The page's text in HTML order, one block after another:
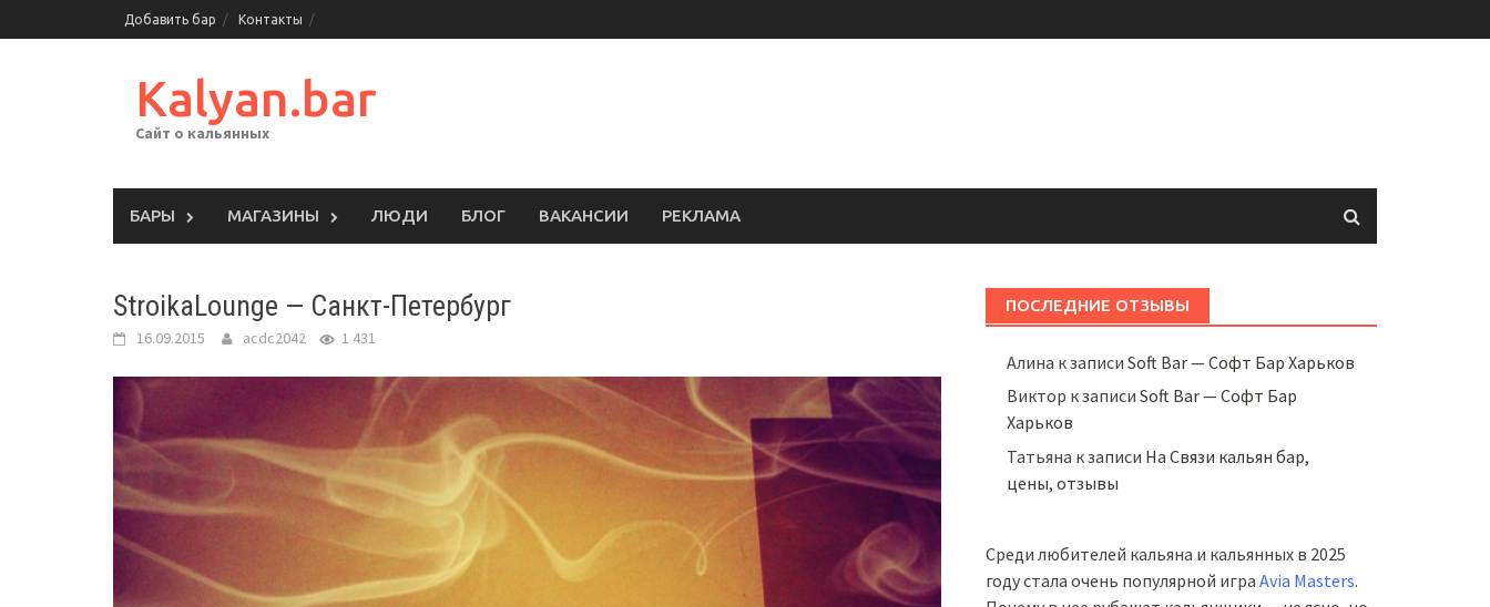
to
Добавить бар Контакты
Kalyan.bar
Сайт о кальянных
БАРЫ МАГАЗИНЫ ЛЮДИ БЛОГ ВАКАНСИИ РЕКЛАМА
StroikaLounge — Санкт-Петербург
16.09.2015 acdc2042 1 431
ПОСЛЕДНИЕ ОТЗЫВЫ
Алина к записи Soft Bar — Софт Бар Харьков
Виктор к записи Soft Bar — Софт Бар
Харьков
Татьяна к записи На Связи кальян бар,
цены, отзывы
Среди любителей кальяна и кальянных в 2025
году стала очень популярной игра Avia Masters.